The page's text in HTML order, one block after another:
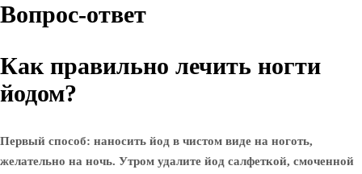
Вопрос-ответ
Как правильно лечить ногти
йодом?
Первый способ: наносить йод в чистом виде на ноготь,
желательно на ночь. Утром удалите йод салфеткой, смоченной